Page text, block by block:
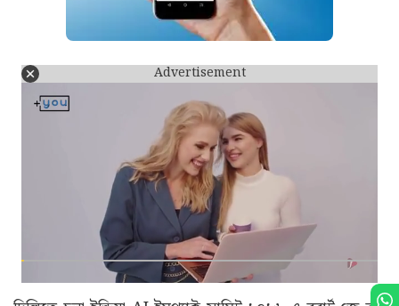
Advertisement